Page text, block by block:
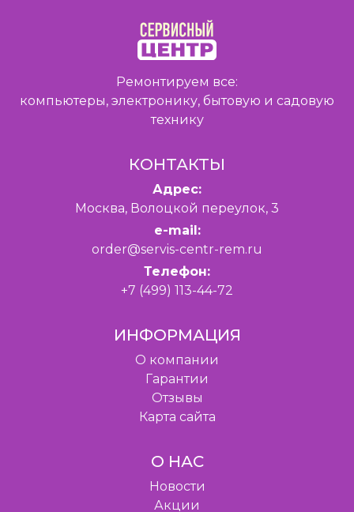
Ремонтируем все:
компьютеры, электронику, бытовую и садовую
технику
КОНТАКТЫ
Адрес:
Москва, Волоцкой переулок, 3
e-mail:
order@servis-centr-rem.ru
Телефон:
+7 (499) 113-44-72
ИНФОРМАЦИЯ
O компании
Гарантии
Отзывы
Карта сайта
О НАС
Новости
Акции